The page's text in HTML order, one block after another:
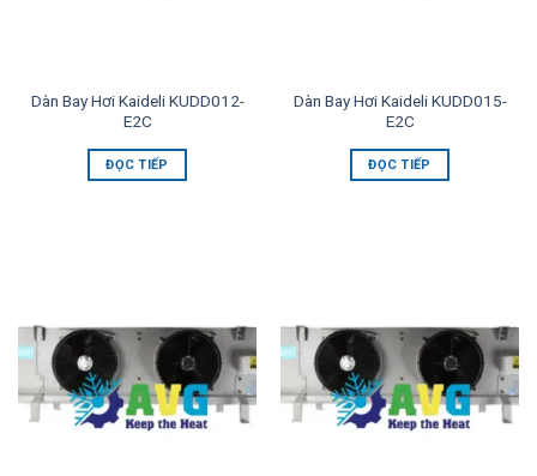
Dàn Bay Hơi Kaideli KUDD012-
E2C
ĐỌC TIẾP
Dàn Bay Hơi Kaideli KUDD015-
E2C
ĐỌC TIẾP